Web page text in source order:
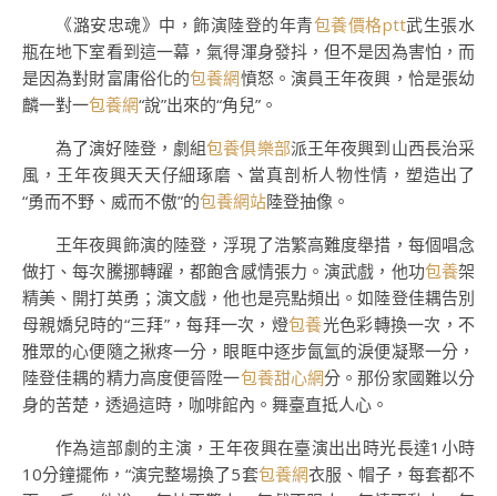
《潞安忠魂》中，飾演陸登的年青包養價格ptt武生張水
瓶在地下室看到這一幕，氣得渾身發抖，但不是因為害怕，而
是因為對財富庸俗化的包養網憤怒。演員王年夜興，恰是張幼
麟一對一包養網“說”出來的“角兒”。
為了演好陸登，劇組包養俱樂部派王年夜興到山西長治采
風，王年夜興天天仔細琢磨、當真剖析人物性情，塑造出了
“勇而不野、威而不傲”的包養網站陸登抽像。
王年夜興飾演的陸登，浮現了浩繁高難度舉措，每個唱念
做打、每次騰挪轉躍，都飽含感情張力。演武戲，他功包養架
精美、開打英勇；演文戲，他也是亮點頻出。如陸登佳耦告別
母親嬌兒時的“三拜”，每拜一次，燈包養光色彩轉換一次，不
雅眾的心便隨之揪疼一分，眼眶中逐步氤氳的淚便凝聚一分，
陸登佳耦的精力高度便晉陞一包養甜心網分。那份家國難以分
身的苦楚，透過這時，咖啡館內。舞臺直抵人心。
作為這部劇的主演，王年夜興在臺演出出時光長達1小時
10分鐘擺佈，“演完整場換了5套包養網衣服、帽子，每套都不